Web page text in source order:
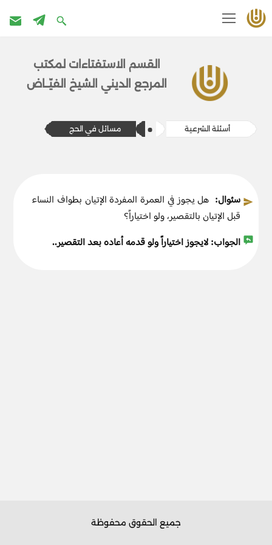
القسم الاستفتاءات ل​​مكتب
المرج​ع الديني الشيخ الفيّــاض
أسئلة الشرعية ​​مسائل في الحج
سئوال: هل يجوز في العمرة المفردة الإتيان بطواف النساء
قبل الإتيان بالتقصير، ولو اختياراً؟
الجواب:لايجوز اختياراً ولو قدمه أعاده بعد التقصير..
جميع الحقوق محفوظة